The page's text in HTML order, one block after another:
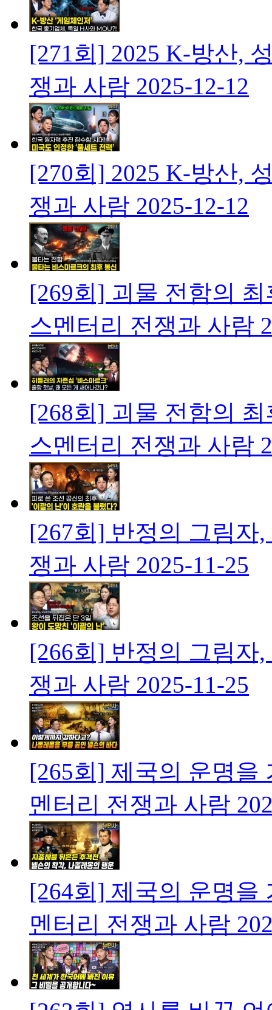
[271회] 2025 K-방산,
쟁과 사람 2025-12-12
[270회] 2025 K-방산,
쟁과 사람 2025-12-12
[269회] 괴물 전함의
스멘터리 전쟁과 사람
[268회] 괴물 전함의
스멘터리 전쟁과 사람
[267회] 반정의 그림자
쟁과 사람 2025-11-25
[266회] 반정의 그림자
쟁과 사람 2025-11-25
[265회] 제국의 운명을
멘터리 전쟁과 사람
[264회] 제국의 운명을
멘터리 전쟁과 사람